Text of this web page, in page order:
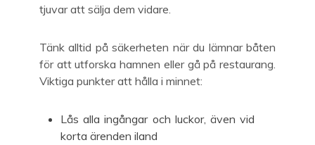
tjuvar att sälja dem vidare.
Tänk alltid på säkerheten när du lämnar båten
för att utforska hamnen eller gå på restaurang.
Viktiga punkter att hålla i minnet:
Lås alla ingångar och luckor, även vid
korta ärenden iland